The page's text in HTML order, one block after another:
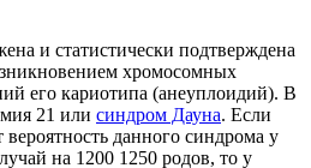
и статистически подтверждена
хромосомных
его кариотипа (анеуплоидий). В
21 или синдром Дауна. Если
данного синдрома у
на 1200 1250 родов, то у